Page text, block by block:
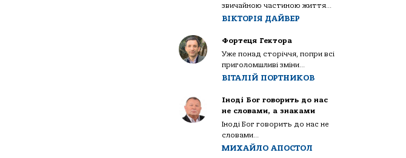
звичайною частиною життя...
ВІКТОРІЯ ДАЙВЕР
Фортеця Гектора
Уже понад сторіччя, попри всі
приголомшливі зміни...
ВІТАЛІЙ ПОРТНИКОВ
Іноді Бог говорить до нас
не словами, а знаками
Іноді Бог говорить до нас не
словами...
МИХАЙЛО АПОСТОЛ